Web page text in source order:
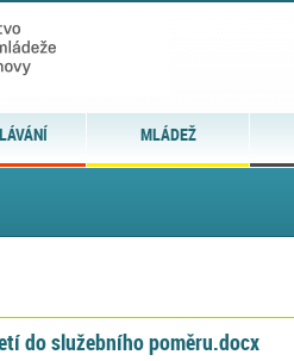
MLÁDEŽ
do služebního poměru.docx